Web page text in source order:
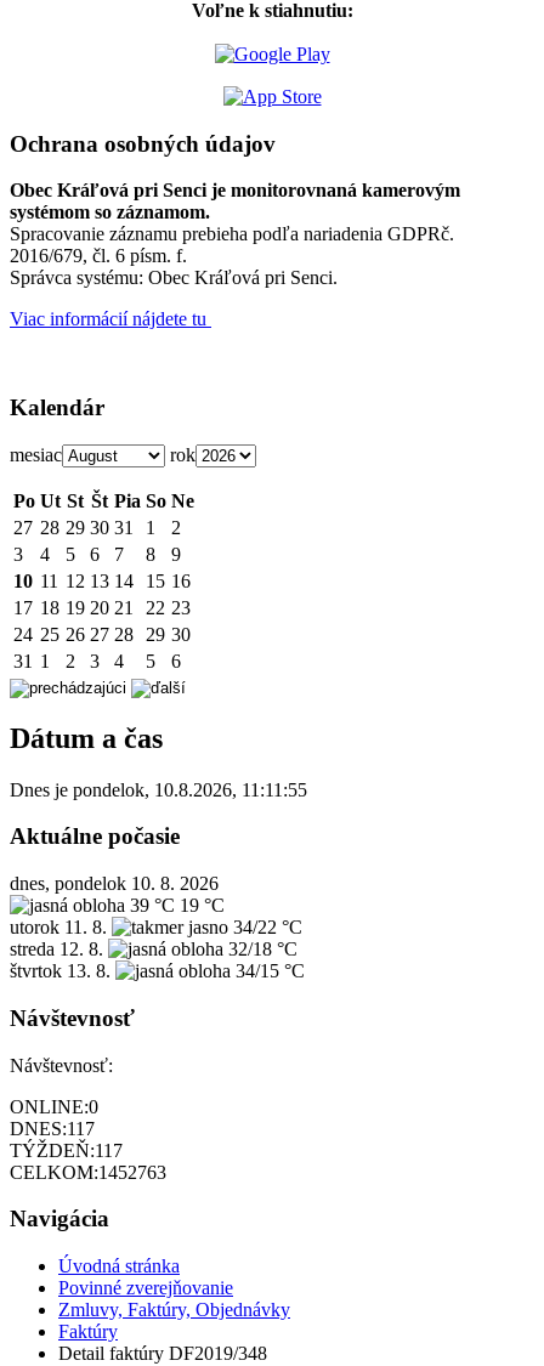
Voľne k stiahnutiu:
Ochrana osobných údajov
Obec Kráľová pri Senci je monitorovnaná kamerovým
systémom so záznamom.
Spracovanie záznamu prebieha podľa nariadenia GDPRč.
2016/679, čl. 6 písm. f.
Správca systému: Obec Kráľová pri Senci.
Viac informácií nájdete tu
Kalendár
mesiac rok
Po Ut St Št Pia So Ne
27 28 29 30 31 1
2
3
4 5 6 7 8
9
10 11 12 13 14 15 16
17 18 19 20 21 22 23
24 25 26 27 28 29 30
31 1 2 3 4 5 6
Dátum a čas
Dnes je pondelok, 10.8.2026, 11:11:55
Aktuálne počasie
dnes, pondelok 10. 8. 2026
39 °C 19 °C
utorok 11. 8.
34/22 °C
streda 12. 8.
32/18 °C
štvrtok 13. 8. 34/15 °C
Návštevnosť
Návštevnosť:
ONLINE:0
DNES:117
TÝŽDEŇ:117
CELKOM:1452763
Navigácia
Úvodná stránka
Povinné zverejňovanie
Zmluvy, Faktúry, Objednávky
Faktúry
Detail faktúry DF2019/348